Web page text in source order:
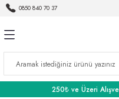
0850 840 70 37
250₺ ve Üzeri